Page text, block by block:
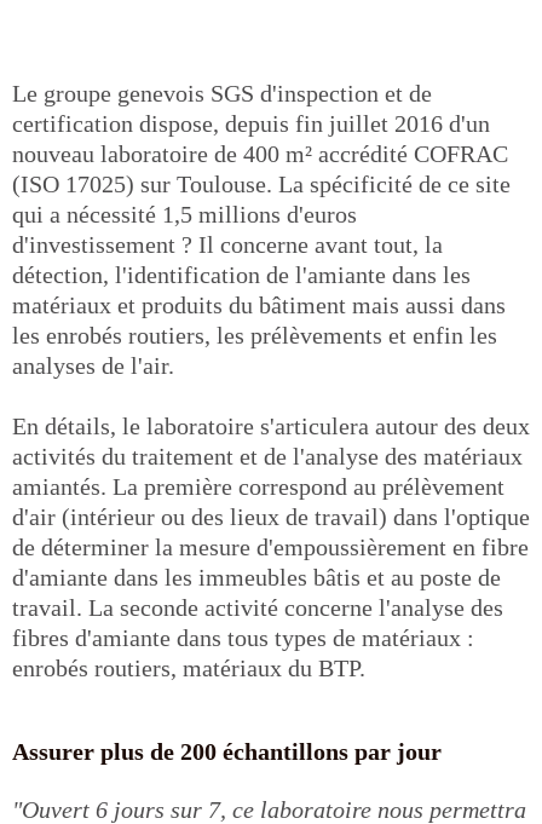
Le groupe genevois SGS d'inspection et de
certification dispose, depuis fin juillet 2016 d'un
nouveau laboratoire de 400 m² accrédité COFRAC
(ISO 17025) sur Toulouse. La spécificité de ce site
qui a nécessité 1,5 millions d'euros
d'investissement ? Il concerne avant tout, la
détection, l'identification de l'amiante dans les
matériaux et produits du bâtiment mais aussi dans
les enrobés routiers, les prélèvements et enfin les
analyses de l'air.
En détails, le laboratoire s'articulera autour des deux
activités du traitement et de l'analyse des matériaux
amiantés. La première correspond au prélèvement
d'air (intérieur ou des lieux de travail) dans l'optique
de déterminer la mesure d'empoussièrement en fibre
d'amiante dans les immeubles bâtis et au poste de
travail. La seconde activité concerne l'analyse des
fibres d'amiante dans tous types de matériaux :
enrobés routiers, matériaux du BTP.
Assurer plus de 200 échantillons par jour
"Ouvert 6 jours sur 7, ce laboratoire nous permettra